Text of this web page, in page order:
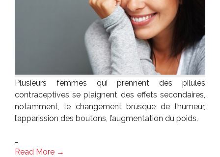
Plusieurs femmes qui prennent des pilules
contraceptives se plaignent des effets secondaires,
notamment, le changement brusque de l’humeur,
l’apparission des boutons, l’augmentation du poids.
…
Read More →